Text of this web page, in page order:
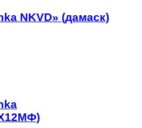
NKVD» (дамаск)